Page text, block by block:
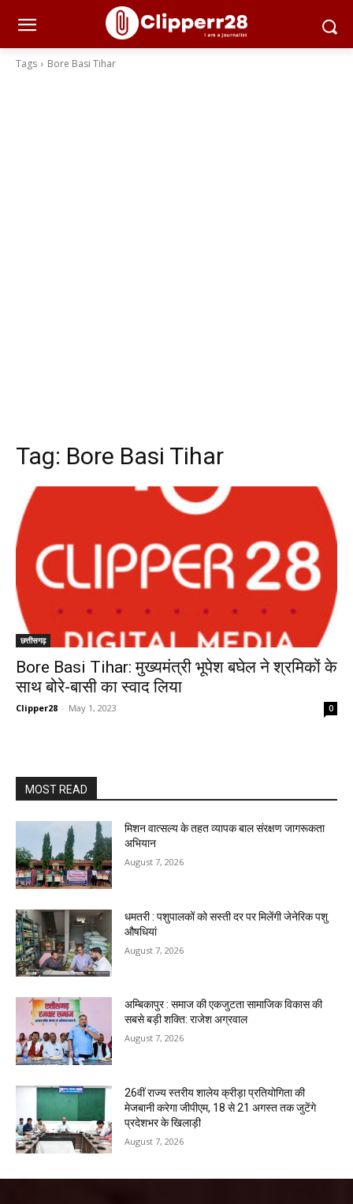
Tags Bore Basi Tihar
Tag: Bore Basi Tihar
छत्तीसगढ़
Bore Basi Tihar: मुख्यमंत्री भूपेश बघेल ने श्रमिकों के
साथ बोरे-बासी का स्वाद लिया
Clipper28 - May 1, 2023 0
MOST READ
मिशन वात्सल्य के तहत व्यापक बाल संरक्षण जागरूकता
अभियान
August 7, 2026
धमतरी : पशुपालकों को सस्ती दर पर मिलेंगी जेनेरिक पशु
औषधियां
August 7, 2026
अम्बिकापुर : समाज की एकजुटता सामाजिक विकास की
सबसे बड़ी शक्ति: राजेश अग्रवाल
August 7, 2026
26वीं राज्य स्तरीय शालेय क्रीड़ा प्रतियोगिता की
मेजबानी करेगा जीपीएम, 18 से 21 अगस्त तक जुटेंगे
प्रदेशभर के खिलाड़ी
August 7, 2026